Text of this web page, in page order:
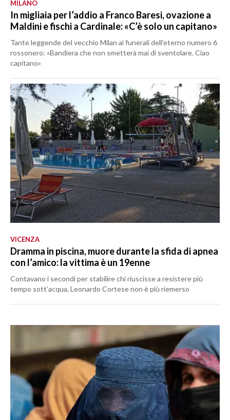
MILANO
In migliaia per l’addio a Franco Baresi, ovazione a
Maldini e fischi a Cardinale: «C’è solo un capitano»
Tante leggende del vecchio Milan ai funerali dell’eterno numero 6
rossonero: «Bandiera che non smetterà mai di sventolare. Ciao
capitano»
VICENZA
Dramma in piscina, muore durante la sfida di apnea
con l’amico: la vittima è un 19enne
Contavano i secondi per stabilire chi riuscisse a resistere più
tempo sott’acqua, Leonardo Cortese non è più riemerso